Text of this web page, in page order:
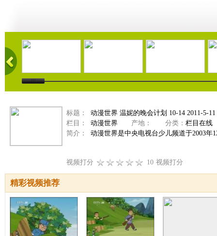
11:10 10:17 09:13
标题：
动漫世界 温妮的晚会计划 10-14 2011-5-11
栏目：
动漫世界 产地： 分类： 栏目在线
简介：
动漫世界是中央电视台少儿频道于2003年
视频打分 10 视频打分
精彩视频推荐